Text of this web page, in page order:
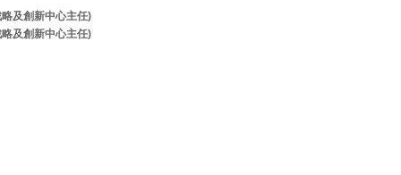
及創新中心主任)
及創新中心主任)